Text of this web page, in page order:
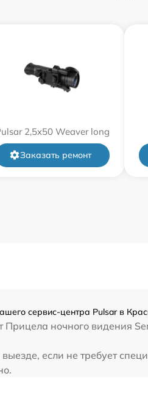
мин
2,5x50 Weaver long
Заказать ремонт
сервис-центра Pulsar в
ночного видения
если не требует